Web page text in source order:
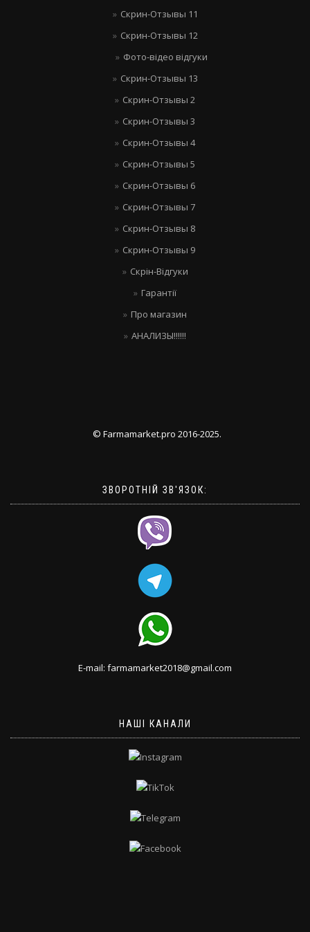
Скрин-Отзывы 11
Скрин-Отзывы 12
Фото-відео відгуки
Скрин-Отзывы 13
Скрин-Отзывы 2
Скрин-Отзывы 3
Скрин-Отзывы 4
Скрин-Отзывы 5
Скрин-Отзывы 6
Скрин-Отзывы 7
Скрин-Отзывы 8
Скрин-Отзывы 9
Скрін-Відгуки
Гарантії
Про магазин
АНАЛИЗЫ!!!!!!
© Farmamarket.pro 2016-2025.
ЗВОРОТНІЙ ЗВ'ЯЗОК:
E-mail: farmamarket2018@gmail.com
НАШІ КАНАЛИ